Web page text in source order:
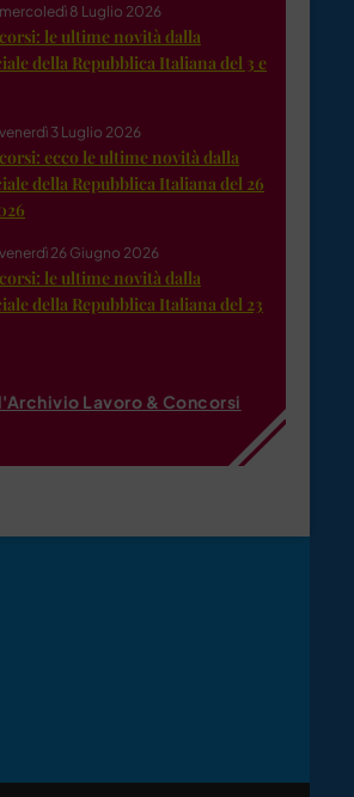
8 Luglio 2026
le ultime novità dalla
della Repubblica Italiana del 3 e
3 Luglio 2026
ecco le ultime novità dalla
della Repubblica Italiana del 26
26 Giugno 2026
le ultime novità dalla
della Repubblica Italiana del 23
Lavoro & Concorsi